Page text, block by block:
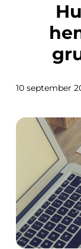
Hur man inreder
10 september